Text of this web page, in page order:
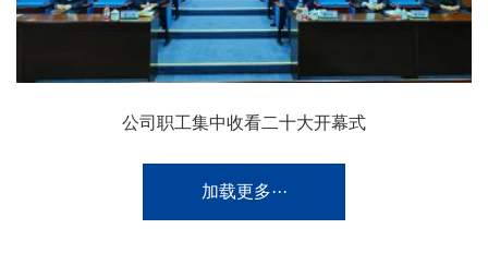
公司职工集中收看二十大开幕式
加载更多···